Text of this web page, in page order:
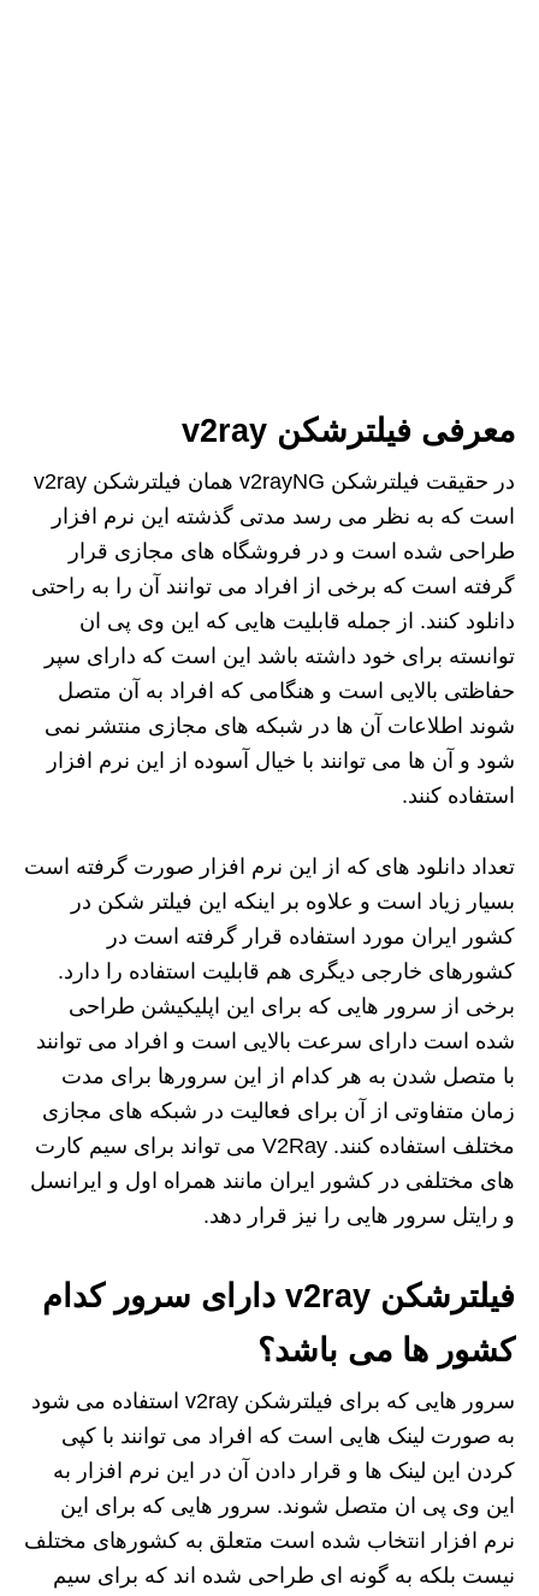
معرفی فیلترشکن v2ray
در حقیقت فیلترشکن v2rayNG همان فیلترشکن v2ray
است که به نظر می‌ رسد مدتی گذشته این نرم افزار
طراحی شده است و در فروشگاه های مجازی قرار
گرفته است که برخی از افراد می توانند آن را به راحتی
دانلود کنند. از جمله قابلیت هایی که این وی پی ان
توانسته برای خود داشته باشد این است که دارای سپر
حفاظتی بالایی است و هنگامی که افراد به آن متصل
شوند اطلاعات آن ها در شبکه های مجازی منتشر نمی
شود و آن ها می توانند با خیال آسوده از این نرم افزار
استفاده کنند.
تعداد دانلود های که از این نرم‌ افزار صورت گرفته است
بسیار زیاد است و علاوه بر اینکه این فیلتر شکن در
کشور ایران مورد استفاده قرار گرفته است در
کشورهای خارجی دیگری هم قابلیت استفاده را دارد.
برخی از سرور هایی که برای این اپلیکیشن طراحی
شده است دارای سرعت بالایی است و افراد می‌ توانند
با متصل شدن به هر کدام از این سرورها برای مدت
زمان متفاوتی از آن برای فعالیت در شبکه های مجازی
مختلف استفاده کنند. V2Ray می تواند برای سیم کارت
های مختلفی در کشور ایران مانند همراه اول و ایرانسل
و رایتل سرور هایی را نیز قرار دهد.
فیلترشکن v2ray دارای سرور کدام
کشور ها می باشد؟
سرور هایی که برای فیلترشکن v2ray استفاده می شود
به صورت لینک هایی است که افراد می‌ توانند با کپی
کردن این لینک ها و قرار دادن آن در این نرم افزار به
این وی پی ان متصل شوند. سرور هایی که برای این
نرم‌ افزار انتخاب شده است متعلق به کشورهای مختلف
نیست بلکه به گونه ای طراحی شده اند که برای سیم